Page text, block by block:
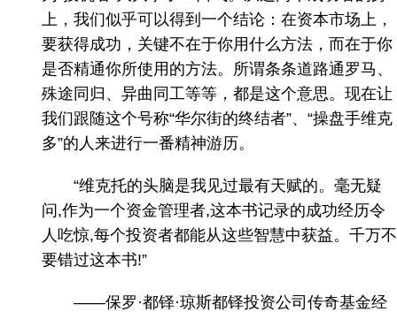
上，我们似乎可以得到一个结论：在资本市场上，
要获得成功，关键不在于你用什么方法，而在于你
是否精通你所使用的方法。所谓条条道路通罗马、
殊途同归、异曲同工等等，都是这个意思。现在让
我们跟随这个号称“华尔街的终结者”、“操盘手维克
多”的人来进行一番精神游历。
“维克托的头脑是我见过最有天赋的。毫无疑
问,作为一个资金管理者,这本书记录的成功经历令
人吃惊,每个投资者都能从这些智慧中获益。千万不
要错过这本书!”
——保罗·都铎·琼斯都铎投资公司传奇基金经